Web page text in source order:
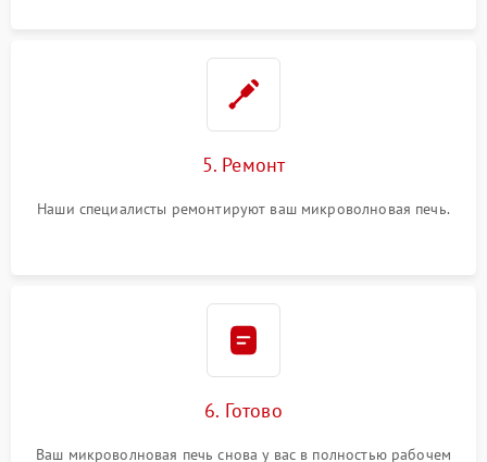
5. Ремонт
Наши специалисты ремонтируют ваш микроволновая печь.
6. Готово
Ваш микроволновая печь снова у вас в полностью рабочем